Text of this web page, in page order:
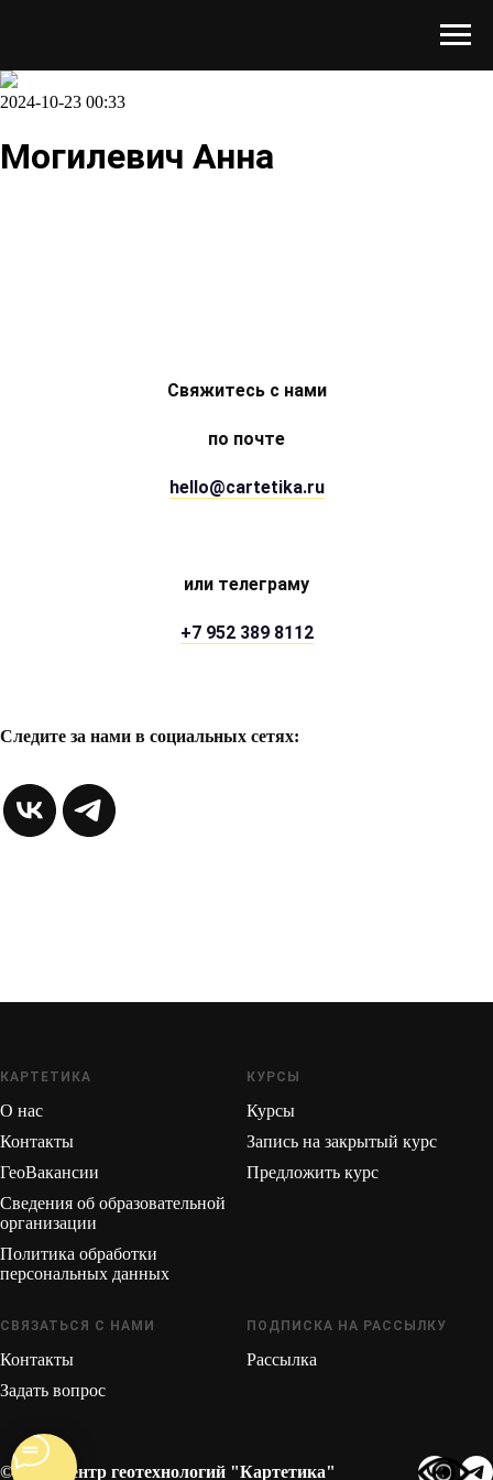
2024-10-23 00:33
Могилевич Анна
Свяжитесь с нами
по почте
hello@cartetika.ru
или телеграму
+7 952 389 8112
Следите за нами в социальных сетях:
КАРТЕТИКА
О нас
Контакты
ГеоВакансии
Сведения об образовательной
организации
Политика обработки
персональных данных
КУРСЫ
Курсы
Запись на закрытый курс
Предложить курс
СВЯЗАТЬСЯ С НАМИ
Контакты
Задать вопрос
ПОДПИСКА НА РАССЫЛКУ
Рассылка
© 2026 Центр геотехнологий "Картетика"